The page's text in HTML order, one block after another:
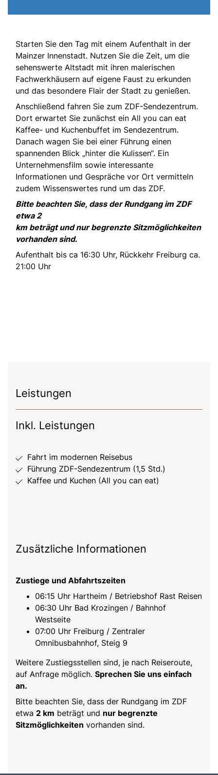
Starten Sie den Tag mit einem Aufenthalt in der
Mainzer Innenstadt. Nutzen Sie die Zeit, um die
sehenswerte Altstadt mit ihren malerischen
Fachwerkhäusern auf eigene Faust zu erkunden
und das besondere Flair der Stadt zu genießen.
Anschließend fahren Sie zum ZDF-Sendezentrum.
Dort erwartet Sie zunächst ein All you can eat
Kaffee- und Kuchenbuffet im Sendezentrum.
Danach wagen Sie bei einer Führung einen
spannenden Blick „hinter die Kulissen“. Ein
Unternehmensfilm sowie interessante
Informationen und Gespräche vor Ort vermitteln
zudem Wissenswertes rund um das ZDF.
Bitte beachten Sie, dass der Rundgang im ZDF
etwa 2
km beträgt und nur begrenzte Sitzmöglichkeiten
vorhanden sind.
Aufenthalt bis ca 16:30 Uhr, Rückkehr Freiburg ca.
21:00 Uhr
Leistungen
Inkl. Leistungen
Fahrt im modernen Reisebus
Führung ZDF-Sendezentrum (1,5 Std.)
Kaffee und Kuchen (All you can eat)
Zusätzliche Informationen
Zustiege und Abfahrtszeiten
06:15 Uhr Hartheim / Betriebshof Rast Reisen
06:30 Uhr Bad Krozingen / Bahnhof
Westseite
07:00 Uhr Freiburg / Zentraler
Omnibusbahnhof, Steig 9
Weitere Zustiegsstellen sind, je nach Reiseroute,
auf Anfrage möglich. Sprechen Sie uns einfach
an.
Bitte beachten Sie, dass der Rundgang im ZDF
etwa 2 km beträgt und nur begrenzte
Sitzmöglichkeiten vorhanden sind.